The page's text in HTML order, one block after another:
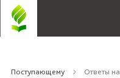
Поступающему
Ответы